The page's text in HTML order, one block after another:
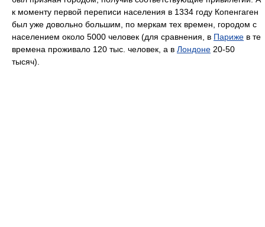
к моменту первой переписи населения в 1334 году Копенгаген
был уже довольно большим, по меркам тех времен, городом с
населением около 5000 человек (для сравнения, в Париже в те
времена проживало 120 тыс. человек, а в Лондоне 20-50
тысяч).